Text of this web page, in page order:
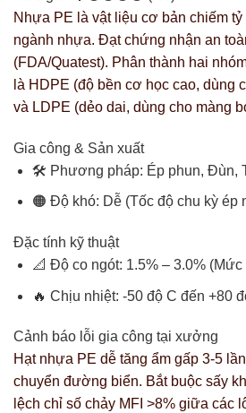
Nhựa PE là vật liệu cơ bản chiếm
ngành nhựa. Đạt chứng nhận an
(FDA/Quatest). Phân thành hai
là HDPE (độ bền cơ học cao, dùng
và LDPE (dẻo dai, dùng cho màng
Gia công & Sản xuất
🛠️ Phương pháp: Ép phun, Đùn,
🟠 Độ khó: Dễ (Tốc độ chu kỳ ép
Đặc tính kỹ thuật
📐 Độ co ngót: 1.5% – 3.0% (Mức
🔥 Chịu nhiệt: -50 độ C đến +80
Cảnh báo lỗi gia công tại xưởng
Hạt nhựa PE dễ tăng ẩm gấp 3-5
chuyển đường biển. Bắt buộc sấy
lệch chỉ số chảy MFI >8% giữa các